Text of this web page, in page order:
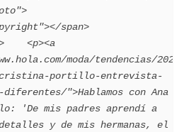
span>
<p><a
moda/tendencias/2023
cristina-portillo-entrevista-
">Hablamos con Ana
'De mis padres aprendí a
y de mis hermanas, el